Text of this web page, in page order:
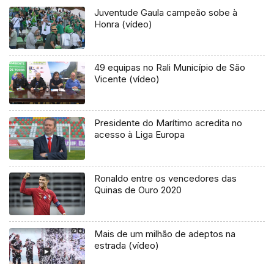
Juventude Gaula campeão sobe à
Honra (vídeo)
49 equipas no Rali Município de São
Vicente (vídeo)
Presidente do Marítimo acredita no
acesso à Liga Europa
Ronaldo entre os vencedores das
Quinas de Ouro 2020
Mais de um milhão de adeptos na
estrada (vídeo)